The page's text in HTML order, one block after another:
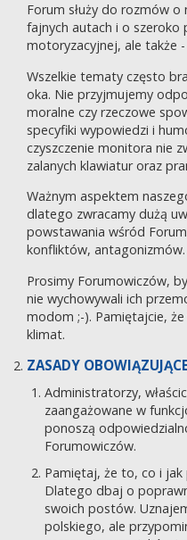
Forum służy do rozmów o
fajnych autach i o
motoryzacyjnej, ale także
Wszelkie tematy często
oka. Nie przyjmujemy
moralne czy rzeczowe
specyfiki wypowiedzi i
czyszczenie monitora nie
zalanych klawiatur oraz
Ważnym aspektem
dlatego zwracamy dużą
powstawania wśród
konfliktów, antagonizmów.
Prosimy Forumowiczów,
nie wychowywali ich
modom ;-). Pamiętajcie,
klimat.
ZASADY
Administratorzy,
zaangażowane w
ponoszą
Forumowiczów.
Pamiętaj, że to, co i jak
Dlatego dbaj o
swoich postów.
polskiego, ale